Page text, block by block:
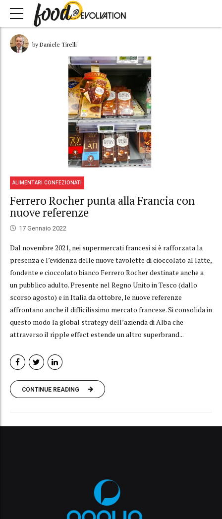
by Daniele Tirelli
ALIMENTARI CONFEZIONATI
Ferrero Rocher punta alla Francia con
nuove referenze
17 Gennaio 2022
Dal novembre 2021, nei supermercati francesi si è rafforzata la
presenza e l’evidenza delle nuove tavolette di cioccolato al latte,
fondente e cioccolato bianco Ferrero Rocher destinate anche a
un pubblico adulto. Presente nel Regno Unito in Tesco (dallo
scorso agosto) e in Italia da ottobre, le nuove referenze
affrontano anche il difficilissimo mercato francese. Si consolida in
questo modo la global strategy dell’azienda di Alba che
attraverso il ripple effect estende un altro superbrand...
CONTINUE READING